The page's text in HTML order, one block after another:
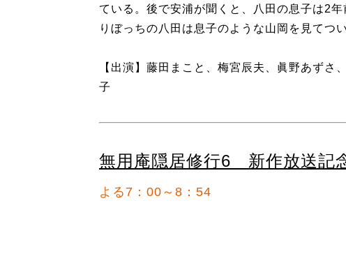
ている。後で安浦が聞くと、八田の息子は2
りぼっちの八田は息子のような山岡を見てつ
【出演】藤田まこと、梅宮辰夫、眞野あず
子
無用庵隠居修行6 新作放送記
よる7：00～8：54